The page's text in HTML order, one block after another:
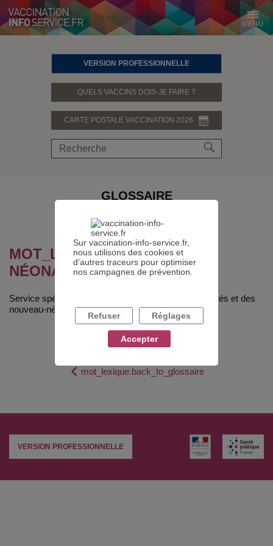
MENU
VERSION PROFESSIONNELLE
QUELS VACCINS DOIS-JE FAIRE ?
CARTE POSTALE VACCINATION 2026
GLOSSAIRE
PARTAGER SUR
MOT_LEXIQUE.DEFINITION :
NÉONATOLOGIE
Service spécialisé dans le soin des enfants prématurés et des
nouveau-nés malades.
mot_lexique.back_to_glossaire
VERSION PROFESSIONNELLE
Sur vaccination-info-service.fr,
nous utilisons des cookies et
d’autres traceurs pour optimiser
nos campagnes de prévention.
Refuser Réglages
Accepter